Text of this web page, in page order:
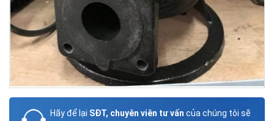
Hãy để lại SĐT, chuyên viên tư vấn của chúng tôi sẽ